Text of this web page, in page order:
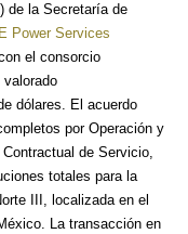
de la Secretaría de
Power Services
el consorcio
dólares. El acuerdo
por Operación y
de Servicio,
totales para la
III, localizada en el
La transacción en